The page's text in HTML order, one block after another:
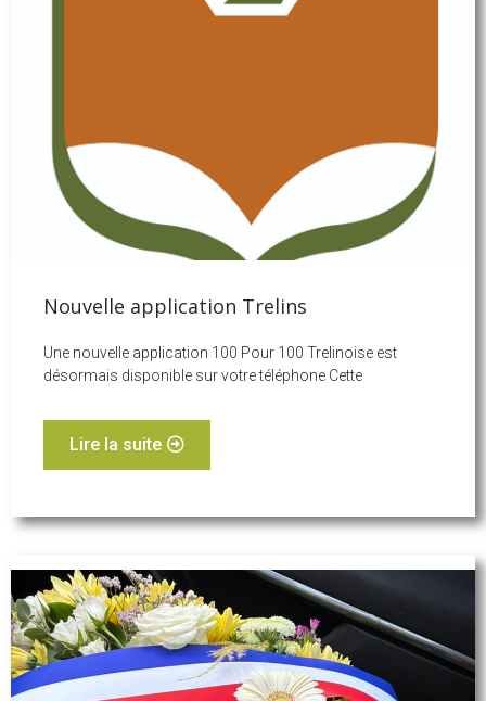
Nouvelle application Trelins
Une nouvelle application 100 Pour 100 Trelinoise est
désormais disponible sur votre téléphone Cette
Lire la suite